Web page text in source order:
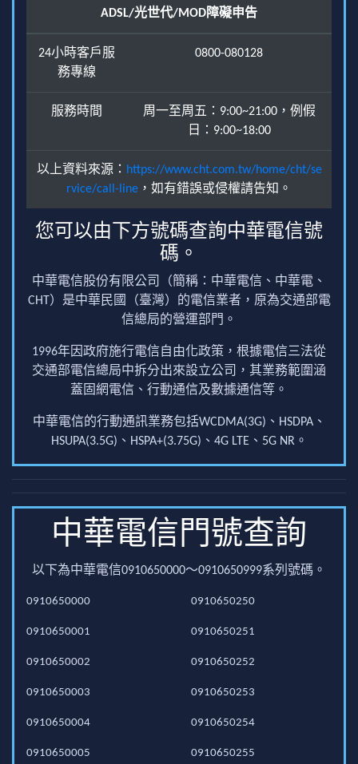
ADSL/光世代/MOD障礙申告
24小時客戶服
務專線
0800-080128
服務時間
周一至周五：9:00~21:00，例假
日：9:00~18:00
以上資料來源： https://www.cht.com.tw/home/cht/se
rvice/call-line ，如有錯誤或侵權請告知。
您可以由下方號碼查詢中華電信號
碼。
中華電信股份有限公司（簡稱：中華電信、中華電、
CHT）是中華民國（臺灣）的電信業者，原為交通部電
信總局的營運部門。
1996年因政府施行電信自由化政策，根據電信三法從
交通部電信總局中拆分出來設立公司，其業務範圍涵
蓋固網電信、行動通信及數據通信等。
中華電信的行動通訊業務包括WCDMA(3G)、HSDPA、
HSUPA(3.5G)、HSPA+(3.75G)、4G LTE、5G NR。
中華電信門號查詢
以下為中華電信0910650000～0910650999系列號碼。
0910650000
0910650001
0910650002
0910650003
0910650004
0910650005
0910650250
0910650251
0910650252
0910650253
0910650254
0910650255